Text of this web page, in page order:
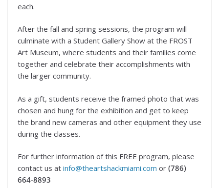
each.
After the fall and spring sessions, the program will
culminate with a Student Gallery Show at the FROST
Art Museum, where students and their families come
together and celebrate their accomplishments with
the larger community.
As a gift, students receive the framed photo that was
chosen and hung for the exhibition and get to keep
the brand new cameras and other equipment they use
during the classes.
For further information of this FREE program, please
contact us at info@theartshackmiami.com or (786)
664-8893